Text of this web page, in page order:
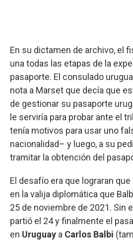
En su dictamen de archivo, el
una todas las etapas de la
pasaporte. El consulado
nota a Marset que decía que
de gestionar su pasaporte
le serviría para probar ante el
tenía motivos para usar uno
nacionalidad– y luego, a su
tramitar la obtención del
El desafío era que lograran
en la valija diplomática que
25 de noviembre de 2021. Sin
partió el 24 y finalmente el
en Uruguay a Carlos Balbi